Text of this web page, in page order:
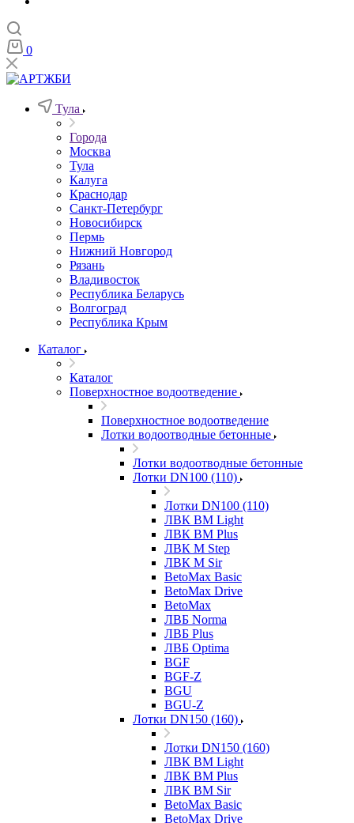
0
Тула
Города
Москва
Тула
Калуга
Краснодар
Санкт-Петербург
Новосибирск
Пермь
Нижний Новгород
Рязань
Владивосток
Республика Беларусь
Волгоград
Республика Крым
Каталог
Каталог
Поверхностное водоотведение
Поверхностное водоотведение
Лотки водоотводные бетонные
Лотки водоотводные бетонные
Лотки DN100 (110)
Лотки DN100 (110)
ЛВК ВМ Light
ЛВК ВМ Plus
ЛВК М Step
ЛВК М Sir
BetoMax Basic
BetoMax Drive
BetoMax
ЛВБ Norma
ЛВБ Plus
ЛВБ Optima
BGF
BGF-Z
BGU
BGU-Z
Лотки DN150 (160)
Лотки DN150 (160)
ЛВК ВМ Light
ЛВК ВМ Plus
ЛВК ВМ Sir
BetoMax Basic
BetoMax Drive